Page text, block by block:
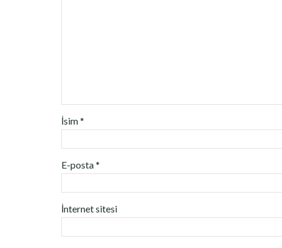
İsim*
E-posta*
İnternet sitesi